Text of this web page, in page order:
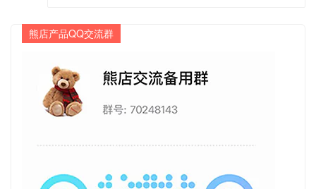
熊店产品QQ交流群